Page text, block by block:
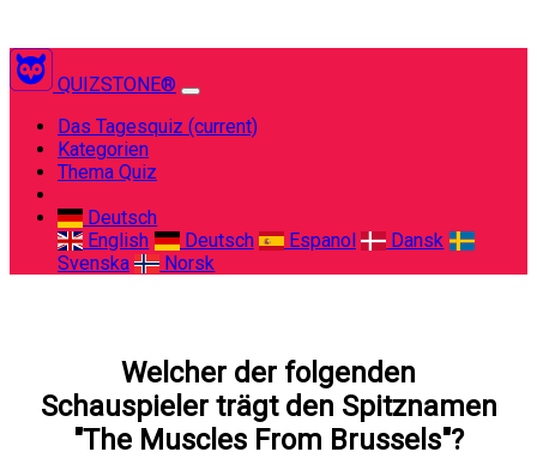
QUIZSTONE®
Das Tagesquiz (current)
Kategorien
Thema Quiz
Deutsch
English
Deutsch Espanol
Dansk
Svenska
Norsk
Welcher der folgenden
Schauspieler trägt den Spitznamen
"The Muscles From Brussels"?